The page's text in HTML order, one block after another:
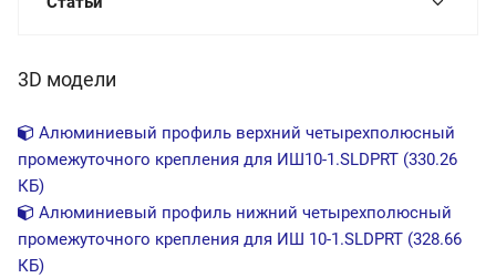
3D модели
Алюминиевый профиль верхний четырехполюсный
промежуточного крепления для ИШ10-1.SLDPRT (330.26
КБ)
Алюминиевый профиль нижний четырехполюсный
промежуточного крепления для ИШ 10-1.SLDPRT (328.66
КБ)